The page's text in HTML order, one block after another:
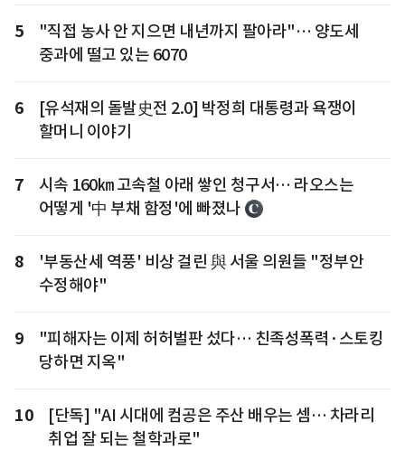
5
"직접 농사 안 지으면 내년까지 팔아라"… 양도세
중과에 떨고 있는 6070
6
[유석재의 돌발史전 2.0] 박정희 대통령과 욕쟁이
할머니 이야기
7
시속 160㎞ 고속철 아래 쌓인 청구서… 라오스는
어떻게 '中 부채 함정'에 빠졌나
8
'부동산세 역풍' 비상 걸린 與 서울 의원들 "정부안
수정해야"
9
"피해자는 이제 허허벌판 섰다… 친족성폭력·스토킹
당하면 지옥"
10
[단독] "AI 시대에 컴공은 주산 배우는 셈… 차라리
취업 잘 되는 철학과로"